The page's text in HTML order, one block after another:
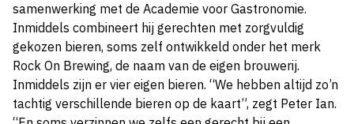
samenwerking met de Academie voor Gastronomie.
Inmiddels combineert hij gerechten met zorgvuldig
gekozen bieren, soms zelf ontwikkeld onder het merk
Rock On Brewing, de naam van de eigen brouwerij.
Inmiddels zijn er vier eigen bieren. “We hebben altijd zo’n
tachtig verschillende bieren op de kaart”, zegt Peter Ian.